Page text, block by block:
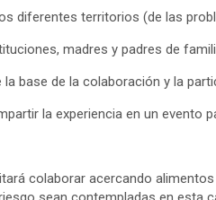
diferentes territorios (de las
madres y padres de
base de la colaboración y la
la experiencia en un evento
colaborar acercando